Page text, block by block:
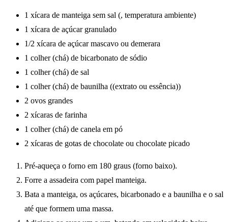
1 xícara de manteiga sem sal (, temperatura ambiente)
1 xícara de açúcar granulado
1/2 xícara de açúcar mascavo ou demerara
1 colher (chá) de bicarbonato de sódio
1 colher (chá) de sal
1 colher (chá) de baunilha ((extrato ou essência))
2 ovos grandes
2 xícaras de farinha
1 colher (chá) de canela em pó
2 xícaras de gotas de chocolate ou chocolate picado
Pré-aqueça o forno em 180 graus (forno baixo).
Forre a assadeira com papel manteiga.
Bata a manteiga, os açúcares, bicarbonado e a baunilha e o sal
até que formem uma massa.